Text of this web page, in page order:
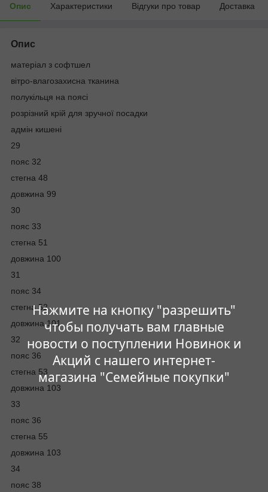
Нажмите на кнопку "разрешить"
чтобы получать вам главные
новости о поступлении Новинок и
Акций с нашего интернет-
магазина "Семейные покупки"
Опис Характеристики Відгуки про товар Доставка
Опис
матеріал з софтшел
вітро-влагозахисна тканина
полукільця на поясі
розрізний крій для зручної посадки
адмін кишені
29
пояс 32
стегна 48
довжина 99
30
пояс 33
стегна 51
довжина 100
31
пояс 34
стегна 52
довжина 101
32
пояс 36
стегна 53
довжина 103
33
пояс 36
стегна 55
довжина 103
34
пояс 38